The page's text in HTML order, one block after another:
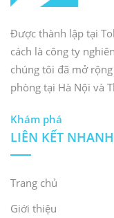
Được thành lập tại
cách là công ty
chúng tôi đã mở
phòng tại Hà Nội và
Khám phá
LIÊN KẾT NHANH
Trang chủ
Giới thiệu